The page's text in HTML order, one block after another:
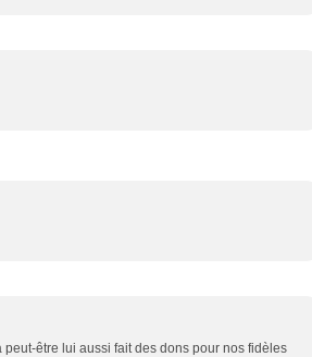
être lui aussi fait des dons pour nos fidèles